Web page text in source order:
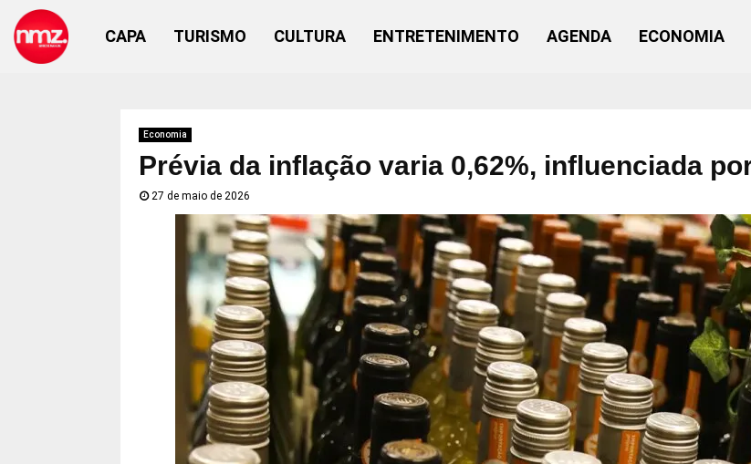
CAPA TURISMO CULTURA ENTRETENIMENTO AGENDA ECONOMIA
Economia
Prévia da inflação varia 0,62%, influenciada
27 de maio de 2026